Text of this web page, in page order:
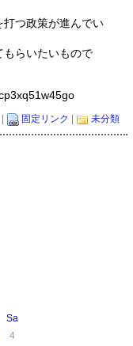
打つ政策が進んでい
もらいたいもので
固定リンク 未分類
Sa
4